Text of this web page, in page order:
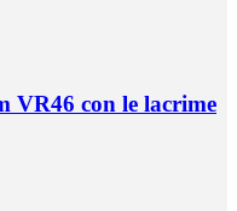
VR46 con le lacrime